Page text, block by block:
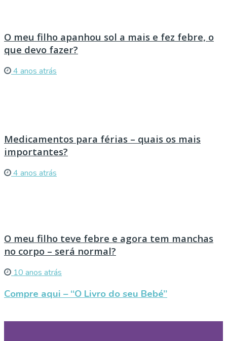
O meu filho apanhou sol a mais e fez febre, o
que devo fazer?
4 anos atrás
Medicamentos para férias – quais os mais
importantes?
4 anos atrás
O meu filho teve febre e agora tem manchas
no corpo – será normal?
10 anos atrás
Compre aqui – “O Livro do seu Bebé”